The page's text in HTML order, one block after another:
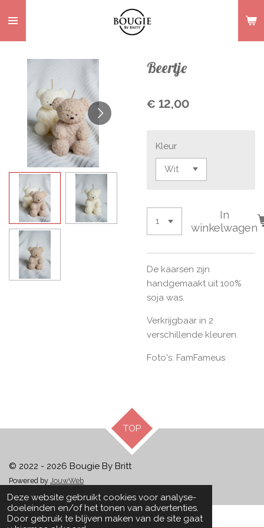
Deze website gebruikt cookies voor analyse-
doeleinden en/of het tonen van advertenties.
Door gebruik te blijven maken van de site gaat
direct
naar
Beertje
€ 12,00
Kleur
In
winkelwagen
De kaarsen zijn
handgemaakt uit 100%
soja was.
Verkrijgbaar in 2
verschillende kleuren.
Foto's: FamFameus
TOP
© 2022 - 2026 Bougie By Britt
Powered by JouwWeb